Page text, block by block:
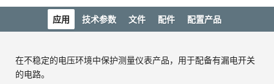
应用 技术参数 文件 配件 配置产品
在不稳定的电压环境中保护测量仪表产品，用于配备有漏电开关
的电路。